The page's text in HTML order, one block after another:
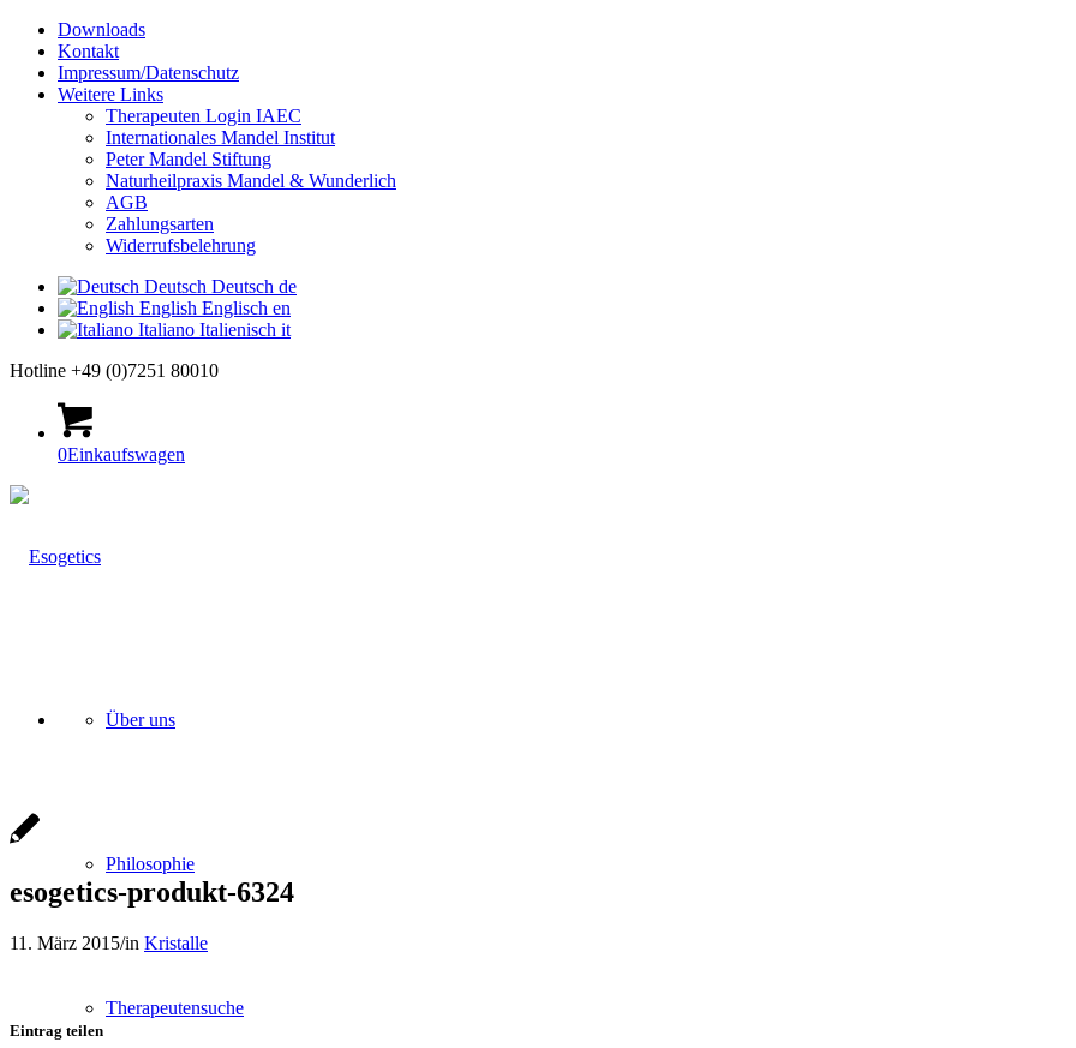
Downloads
Kontakt
Impressum/Datenschutz
Weitere Links
Therapeuten Login IAEC
Internationales Mandel Institut
Peter Mandel Stiftung
Naturheilpraxis Mandel & Wunderlich
AGB
Zahlungsarten
Widerrufsbelehrung
Deutsch Deutsch de
English Englisch en
Italiano Italienisch it
Hotline +49 (0)7251 80010
0Einkaufswagen
Über uns
Philosophie
Therapeutensuche
esogetics-produkt-6324
11. März 2015/in Kristalle
Eintrag teilen